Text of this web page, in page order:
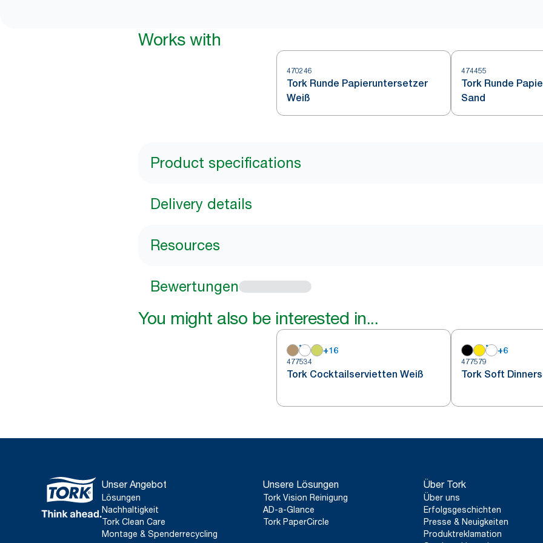
Works with
470246
Tork Runde Papieruntersetzer
Weiß
474455
Tork Runde
Sand
Product specifications
Delivery details
Resources
Bewertungen
You might also be interested in...
+16
477534
Tork Cocktailservietten Weiß
+6
477579
Tork Soft
Unser Angebot
Lösungen
Nachhaltigkeit
Tork Clean Care
Montage & Spenderrecycling
Unsere Lösungen
Tork Vision Reinigung
AD-a-Glance
Tork PaperCircle
Über Tork
Über uns
Erfolgsgeschichten
Presse & Neuigkeiten
Produktreklamation